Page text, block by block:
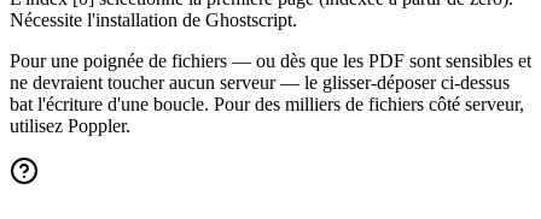
Nécessite l'installation de Ghostscript.
Pour une poignée de fichiers — ou dès que les PDF sont sensibles et
ne devraient toucher aucun serveur — le glisser-déposer ci-dessus
bat l'écriture d'une boucle. Pour des milliers de fichiers côté serveur,
utilisez Poppler.